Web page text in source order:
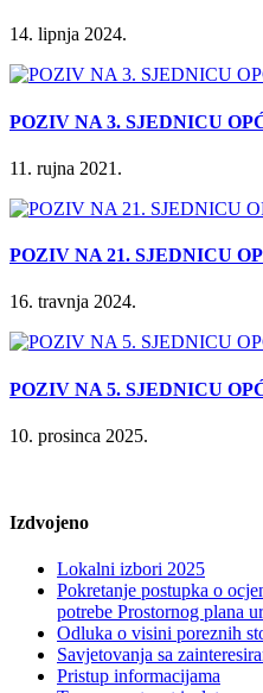
14. lipnja 2024.
POZIV NA 3. SJEDNICU
11. rujna 2021.
POZIV NA 21. SJEDNICU
16. travnja 2024.
POZIV NA 5. SJEDNICU
10. prosinca 2025.
Izdvojeno
Lokalni izbori 2025
Pokretanje postupka o
potrebe Prostornog plana
Odluka o visini poreznih
Savjetovanja sa
Pristup informacijama